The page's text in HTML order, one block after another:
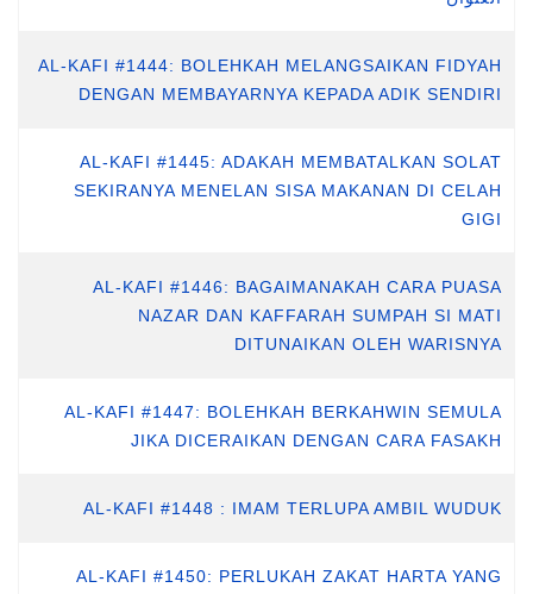
AL-KAFI #1444: BOLEHKAH MELANGSAIKAN FIDYAH
DENGAN MEMBAYARNYA KEPADA ADIK SENDIRI
AL-KAFI #1445: ADAKAH MEMBATALKAN SOLAT
SEKIRANYA MENELAN SISA MAKANAN DI CELAH
GIGI
AL-KAFI #1446: BAGAIMANAKAH CARA PUASA
NAZAR DAN KAFFARAH SUMPAH SI MATI
DITUNAIKAN OLEH WARISNYA
AL-KAFI #1447: BOLEHKAH BERKAHWIN SEMULA
JIKA DICERAIKAN DENGAN CARA FASAKH
AL-KAFI #1448 : IMAM TERLUPA AMBIL WUDUK
AL-KAFI #1450: PERLUKAH ZAKAT HARTA YANG